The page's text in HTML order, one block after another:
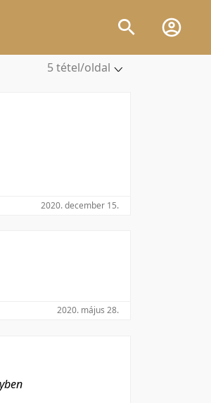
5 tétel/oldal
2020. december 15.
2020. május 28.